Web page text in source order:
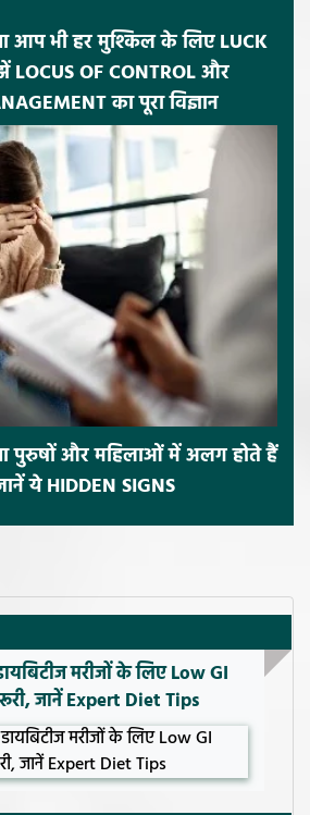
आप भी हर मुश्किल के लिए LUCK
OF CONTROL और
का पूरा विज्ञान
पुरुषों और महिलाओं में अलग होते हैं
ये HIDDEN SIGNS
मरीजों के लिए Low GI
जानें Expert Diet Tips